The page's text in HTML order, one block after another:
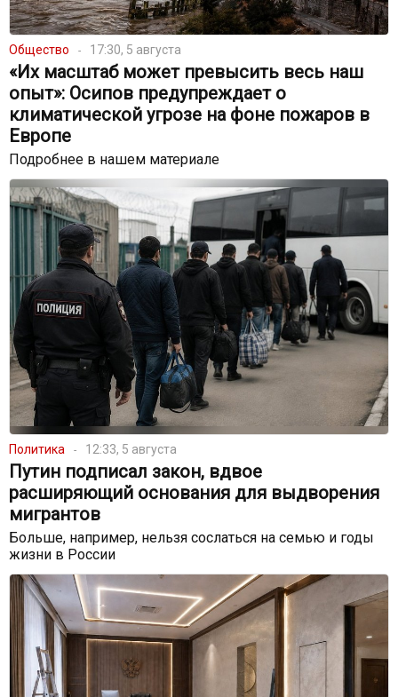
Общество 17:30, 5 августа
«Их масштаб может превысить весь наш
опыт»: Осипов предупреждает о
климатической угрозе на фоне пожаров в
Европе
Подробнее в нашем материале
Политика 12:33, 5 августа
Путин подписал закон, вдвое
расширяющий основания для выдворения
мигрантов
Больше, например, нельзя сослаться на семью и годы
жизни в России